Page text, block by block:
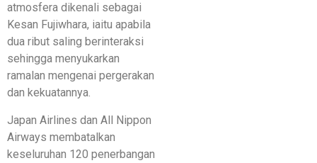
atmosfera dikenali sebagai
Kesan Fujiwhara, iaitu apabila
dua ribut saling berinteraksi
sehingga menyukarkan
ramalan mengenai pergerakan
dan kekuatannya.
Japan Airlines dan All Nippon
Airways membatalkan
keseluruhan 120 penerbangan